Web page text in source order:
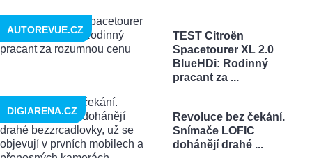
TEST Citroën
Spacetourer XL 2.0
BlueHDi: Rodinný
pracant za ...
AUTOREVUE.CZ
Revoluce bez čekání.
Snímače LOFIC
dohánějí drahé ...
DIGIARENA.CZ